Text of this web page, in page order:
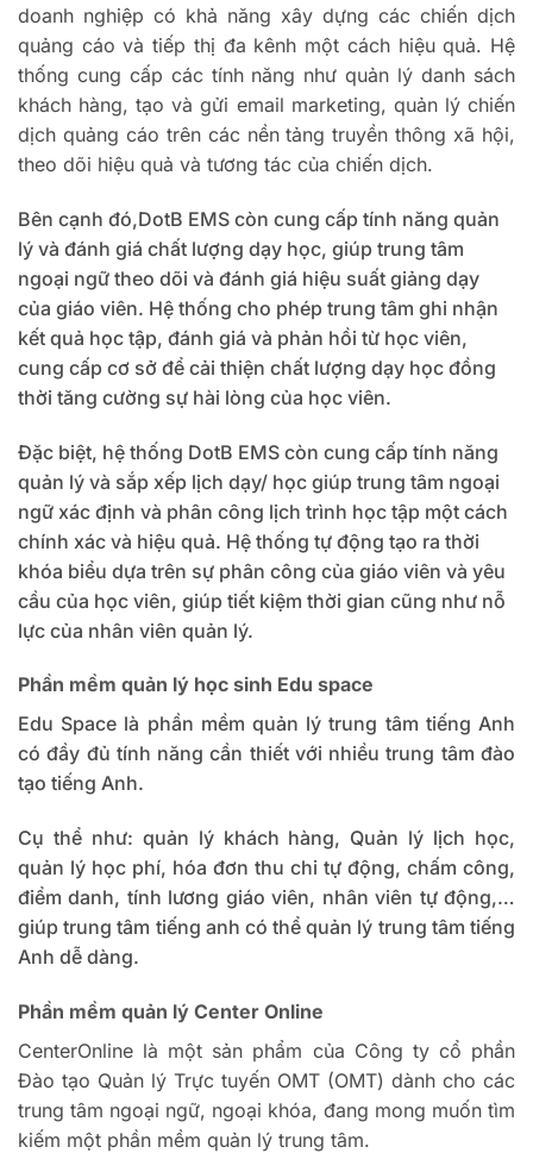
doanh nghiệp có khả năng xây dựng các chiến dịch
quảng cáo và tiếp thị đa kênh một cách hiệu quả. Hệ
thống cung cấp các tính năng như quản lý danh sách
khách hàng, tạo và gửi email marketing, quản lý chiến
dịch quảng cáo trên các nền tảng truyền thông xã hội,
theo dõi hiệu quả và tương tác của chiến dịch.
Bên cạnh đó,DotB EMS còn cung cấp tính năng quản
lý và đánh giá chất lượng dạy học, giúp trung tâm
ngoại ngữ theo dõi và đánh giá hiệu suất giảng dạy
của giáo viên. Hệ thống cho phép trung tâm ghi nhận
kết quả học tập, đánh giá và phản hồi từ học viên,
cung cấp cơ sở để cải thiện chất lượng dạy học đồng
thời tăng cường sự hài lòng của học viên.
Đặc biệt, hệ thống DotB EMS còn cung cấp tính năng
quản lý và sắp xếp lịch dạy/ học giúp trung tâm ngoại
ngữ xác định và phân công lịch trình học tập một cách
chính xác và hiệu quả. Hệ thống tự động tạo ra thời
khóa biểu dựa trên sự phân công của giáo viên và yêu
cầu của học viên, giúp tiết kiệm thời gian cũng như nỗ
lực của nhân viên quản lý.
Phần mềm quản lý học sinh Edu space
Edu Space là phần mềm quản lý trung tâm tiếng Anh
có đầy đủ tính năng cần thiết với nhiều trung tâm đào
tạo tiếng Anh.
Cụ thể như: quản lý khách hàng, Quản lý lịch học,
quản lý học phí, hóa đơn thu chi tự động, chấm công,
điểm danh, tính lương giáo viên, nhân viên tự động,…
giúp trung tâm tiếng anh có thể quản lý trung tâm tiếng
Anh dễ dàng.
Phần mềm quản lý Center Online
CenterOnline là một sản phẩm của Công ty cổ phần
Đào tạo Quản lý Trực tuyến OMT (OMT) dành cho các
trung tâm ngoại ngữ, ngoại khóa, đang mong muốn tìm
kiếm một phần mềm quản lý trung tâm.